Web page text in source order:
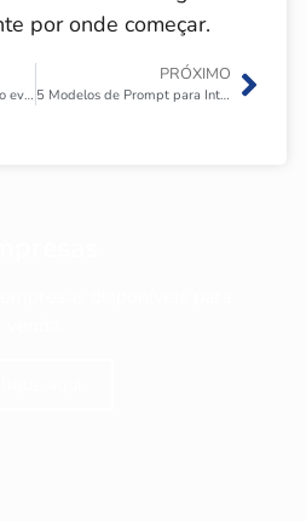
por onde começar.
Earn-outs em xeque: Como evitar brigas judiciais por metas não atingidas?
PRÓXIMO
5 Modelos de Prompt para Inteligência Artificial para Valuation de Empresa